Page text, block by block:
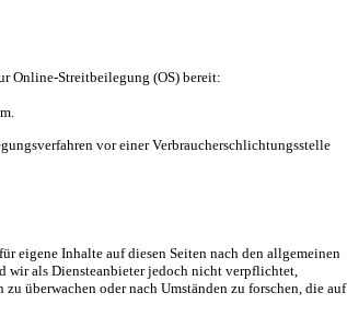
Online-Streitbeilegung (OS) bereit:
vor einer Verbraucherschlichtungsstelle
eigene Inhalte auf diesen Seiten nach den allgemeinen
wir als Diensteanbieter jedoch nicht verpflichtet,
überwachen oder nach Umständen zu forschen, die auf